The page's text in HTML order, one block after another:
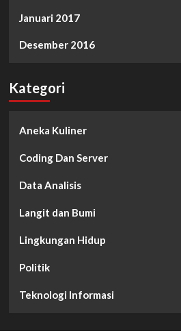
Januari 2017
Desember 2016
Kategori
Aneka Kuliner
Coding Dan Server
Data Analisis
Langit dan Bumi
Lingkungan Hidup
Politik
Teknologi Informasi